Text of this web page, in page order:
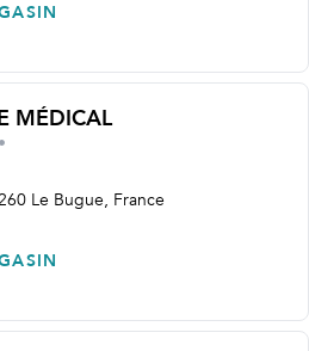
MÉDICAL
•
Le Bugue, France